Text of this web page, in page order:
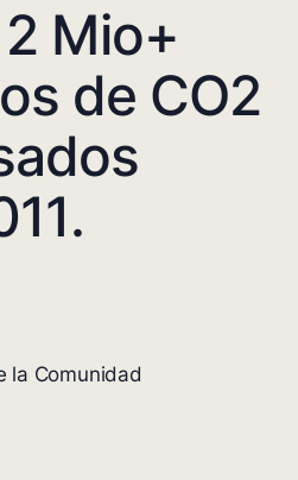
Mio+
de CO2
la Comunidad